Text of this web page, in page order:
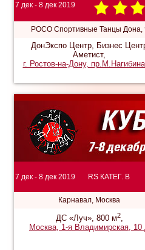
7 дек - 8 дек 2019
РОСО Спортивные Танцы Дона,
ДонЭкспо Центр, Бизнес
Аметист,
г. Ростов-на-Дону,
7 дек - 8 дек 2019 RS КАТЕГ. B
Карнавал, Москва
ДС «Луч», 800 м2,
Москва, 1-я Владимирская, 10